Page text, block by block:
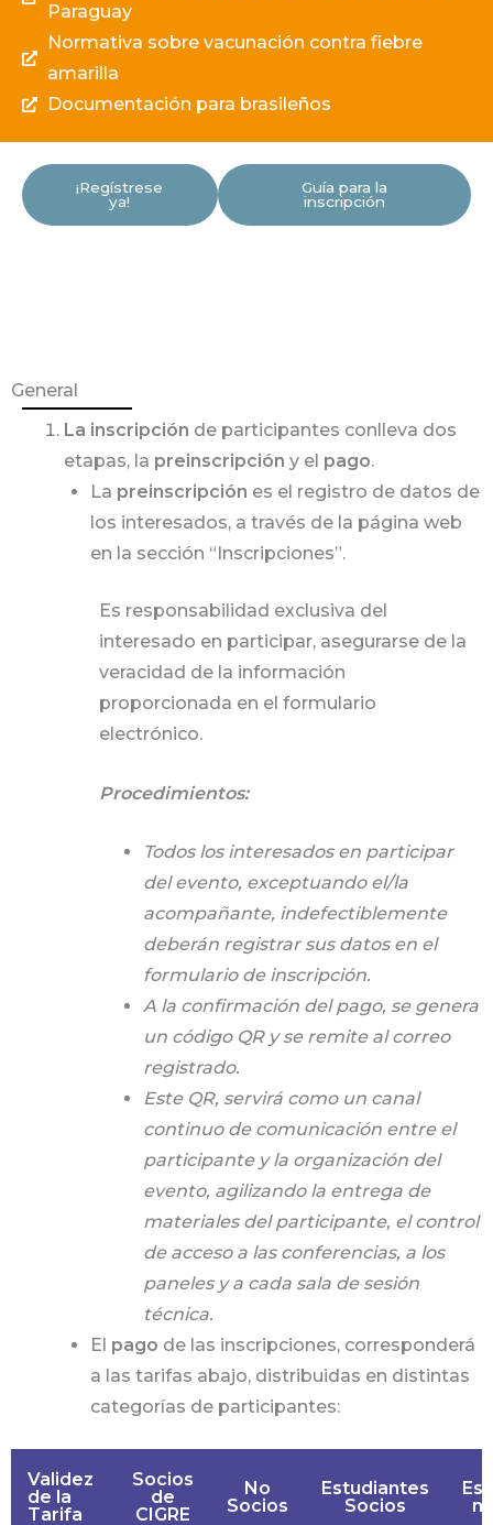
Paraguay
Normativa sobre vacunación contra fiebre
amarilla
Documentación para brasileños
¡Regístrese
ya!
Guía para la
inscripción
General
La inscripción de participantes conlleva dos
etapas, la preinscripción y el pago.
La preinscripción es el registro de datos de
los interesados, a través de la página web
en la sección “Inscripciones”.
Es responsabilidad exclusiva del
interesado en participar, asegurarse de la
veracidad de la información
proporcionada en el formulario
electrónico.
Procedimientos:
Todos los interesados en participar
del evento, exceptuando el/la
acompañante, indefectiblemente
deberán registrar sus datos en el
formulario de inscripción.
A la confirmación del pago, se genera
un código QR y se remite al correo
registrado.
Este QR, servirá como un canal
continuo de comunicación entre el
participante y la organización del
evento, agilizando la entrega de
materiales del participante, el control
de acceso a las conferencias, a los
paneles y a cada sala de sesión
técnica.
El pago de las inscripciones, corresponderá
a las tarifas abajo, distribuidas en distintas
categorías de participantes:
Validez
de la
Tarifa
Socios
de
CIGRE
No
Socios
Estudiantes
Socios